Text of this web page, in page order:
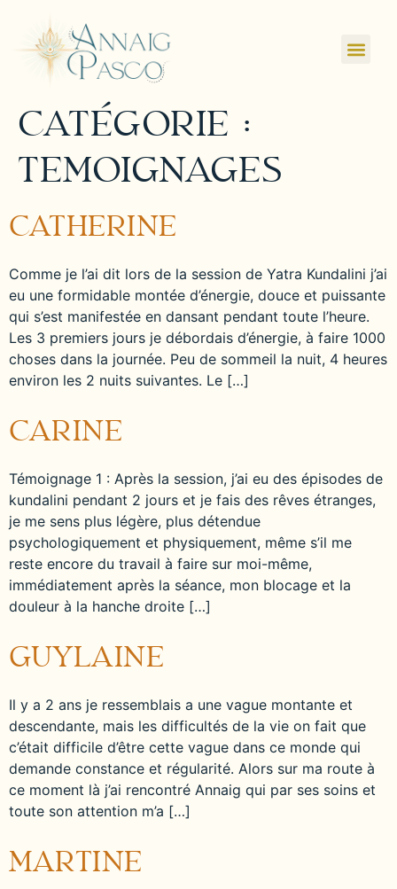
CATÉGORIE :
TEMOIGNAGES
CATHERINE
Comme je l’ai dit lors de la session de Yatra Kundalini j’ai
eu une formidable montée d’énergie, douce et puissante
qui s’est manifestée en dansant pendant toute l’heure.
Les 3 premiers jours je débordais d’énergie, à faire 1000
choses dans la journée. Peu de sommeil la nuit, 4 heures
environ les 2 nuits suivantes. Le […]
CARINE
Témoignage 1 : Après la session, j’ai eu des épisodes de
kundalini pendant 2 jours et je fais des rêves étranges,
je me sens plus légère, plus détendue
psychologiquement et physiquement, même s’il me
reste encore du travail à faire sur moi-même,
immédiatement après la séance, mon blocage et la
douleur à la hanche droite […]
GUYLAINE
Il y a 2 ans je ressemblais a une vague montante et
descendante, mais les difficultés de la vie on fait que
c’était difficile d’être cette vague dans ce monde qui
demande constance et régularité. Alors sur ma route à
ce moment là j’ai rencontré Annaig qui par ses soins et
toute son attention m’a […]
MARTINE